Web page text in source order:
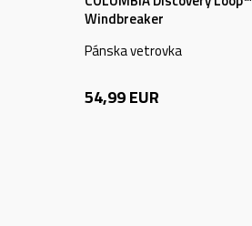
Windbreaker
Pánska vetrovka
54,99EUR